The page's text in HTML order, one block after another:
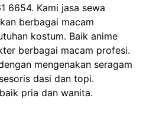
6654. Kami jasa sewa
berbagai macam
kostum. Baik anime
berbagai macam profesi.
mengenakan seragam
dasi dan topi.
pria dan wanita.